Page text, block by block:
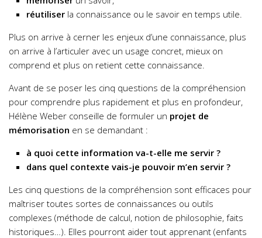
réutiliser la connaissance ou le savoir en temps utile.
Plus on arrive à cerner les enjeux d’une connaissance, plus
on arrive à l’articuler avec un usage concret, mieux on
comprend et plus on retient cette connaissance.
Avant de se poser les cinq questions de la compréhension
pour comprendre plus rapidement et plus en profondeur,
Hélène Weber conseille de formuler un projet de
mémorisation en se demandant :
à quoi cette information va-t-elle me servir ?
dans quel contexte vais-je pouvoir m’en servir ?
Les cinq questions de la compréhension sont efficaces pour
maîtriser toutes sortes de connaissances ou outils
complexes (méthode de calcul, notion de philosophie, faits
historiques…). Elles pourront aider tout apprenant (enfants